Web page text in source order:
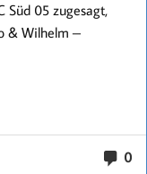
Süd 05 zugesagt,
& Wilhelm –
0